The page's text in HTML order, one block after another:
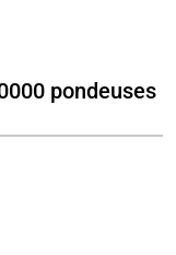
pondeuses